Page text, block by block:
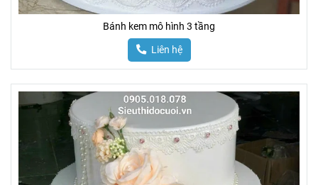
Bánh kem mô hình 3 tầng
Liên hệ